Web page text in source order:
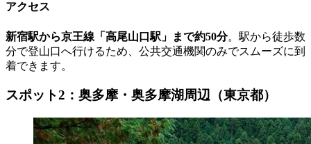
アクセス
新宿駅から京王線「高尾山口駅」まで約50分。駅から徒歩数
分で登山口へ行けるため、公共交通機関のみでスムーズに到
着できます。
スポット2：奥多摩・奥多摩湖周辺（東京都）